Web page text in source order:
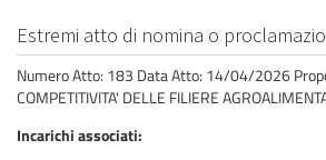
Estremi atto di nomina o
Numero Atto: 183 Data Atto: 14/04/2026
COMPETITIVITA' DELLE FILIERE
Incarichi associati